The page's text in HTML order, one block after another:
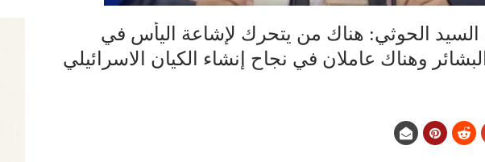
الحوثي: هناك من يتحرك لإشاعة اليأس في
وهناك عاملان في نجاح إنشاء الكيان الاسرائيلي